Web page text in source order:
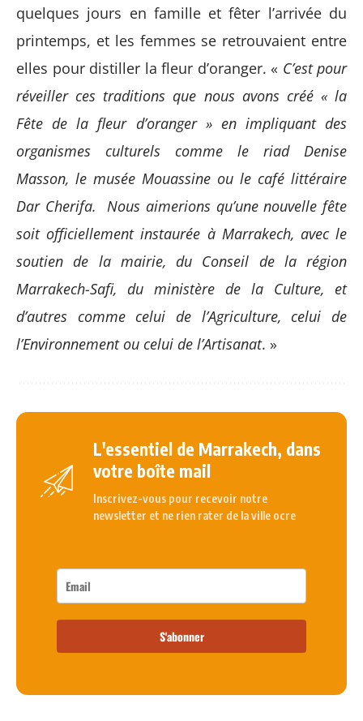
quelques jours en famille et fêter l’arrivée du
printemps, et les femmes se retrouvaient entre
elles pour distiller la fleur d’oranger. « C’est pour
réveiller ces traditions que nous avons créé « la
Fête de la fleur d’oranger » en impliquant des
organismes culturels comme le riad Denise
Masson, le musée Mouassine ou le café littéraire
Dar Cherifa. Nous aimerions qu’une nouvelle fête
soit officiellement instaurée à Marrakech, avec le
soutien de la mairie, du Conseil de la région
Marrakech-Safi, du ministère de la Culture, et
d’autres comme celui de l’Agriculture, celui de
l’Environnement ou celui de l’Artisanat. »
L'essentiel de Marrakech, dans
votre boîte mail
Inscrivez-vous pour recevoir notre
newsletter et ne rien rater de la ville ocre
S'abonner